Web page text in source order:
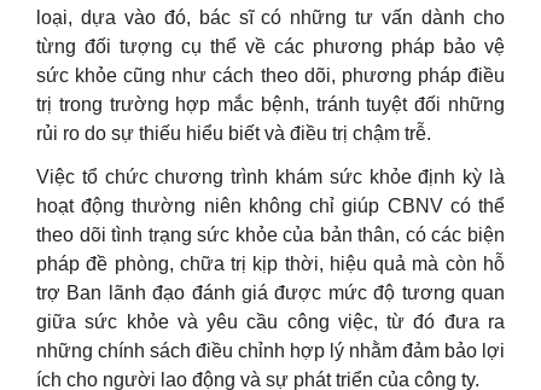
loại, dựa vào đó, bác sĩ có những tư vấn dành cho
từng đối tượng cụ thể về các phương pháp bảo vệ
sức khỏe cũng như cách theo dõi, phương pháp điều
trị trong trường hợp mắc bệnh, tránh tuyệt đối những
rủi ro do sự thiếu hiểu biết và điều trị chậm trễ.
Việc tổ chức chương trình khám sức khỏe định kỳ là
hoạt động thường niên không chỉ giúp CBNV có thể
theo dõi tình trạng sức khỏe của bản thân, có các biện
pháp đề phòng, chữa trị kịp thời, hiệu quả mà còn hỗ
trợ Ban lãnh đạo đánh giá được mức độ tương quan
giữa sức khỏe và yêu cầu công việc, từ đó đưa ra
những chính sách điều chỉnh hợp lý nhằm đảm bảo lợi
ích cho người lao động và sự phát triển của công ty.